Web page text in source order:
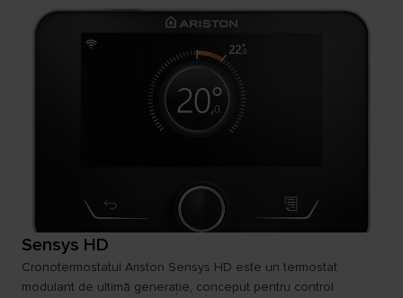
Sensys HD
Cronotermostatul Ariston Sensys HD este un termostat
modulant de ultimă generație, conceput pentru control